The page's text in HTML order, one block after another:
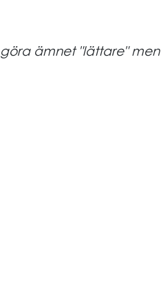
ämnet "lättare"